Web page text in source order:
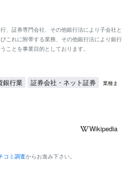
、証券専門会社、その他銀行法により子会社と
これに附帯する業務、その他銀行法により銀行
ことを事業目的としております。
銀行業 証券会社・ネット証券
業種ま
Wikipedia
コミ調査からお進み下さい。